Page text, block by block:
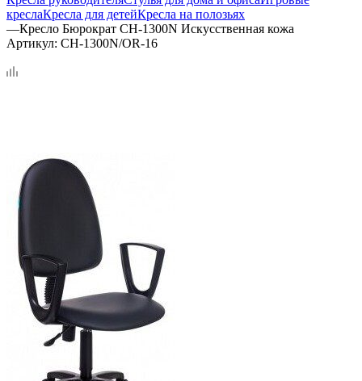
креслаКресла для детейКресла на полозьях
—Кресло Бюрократ CH-1300N Искусственная кожа
Артикул: CH-1300N/OR-16